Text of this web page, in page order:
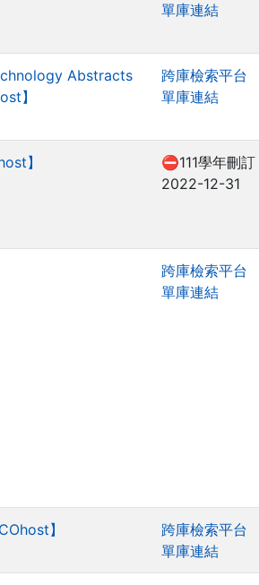
單庫連結
Abstracts
】
跨庫檢索平台
單庫連結
】
⛔111學年刪訂
2022-12-31
跨庫檢索平台
單庫連結
】
跨庫檢索平台
單庫連結